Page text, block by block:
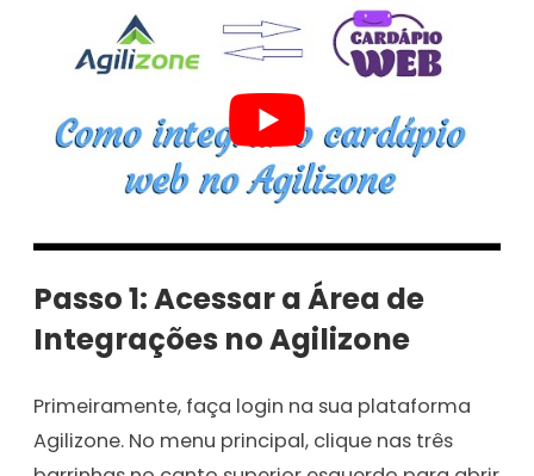
Passo 1: Acessar a Área de
Integrações no Agilizone
Primeiramente, faça login na sua plataforma
Agilizone. No menu principal, clique nas três